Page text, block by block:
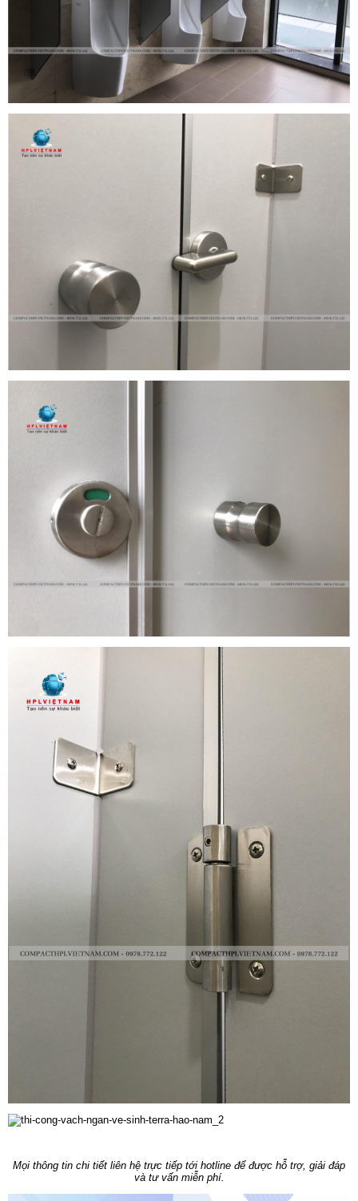
Mọi thông tin chi tiết liên hệ trực tiếp tới hotline để được hỗ trợ, giải đáp
và tư vấn miễn phí.